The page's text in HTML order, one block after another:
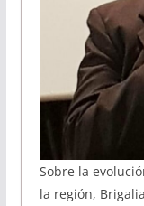
Sobre la
la región,